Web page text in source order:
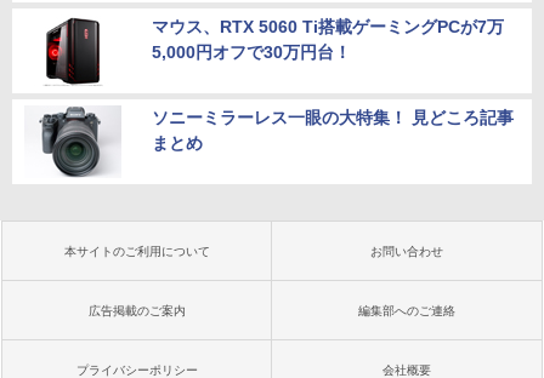
マウス、RTX 5060 Ti搭載ゲーミングPCが7万
5,000円オフで30万円台！
ソニーミラーレス一眼の大特集！ 見どころ記事
まとめ
本サイトのご利用について お問い合わせ
広告掲載のご案内 編集部へのご連絡
プライバシーポリシー 会社概要